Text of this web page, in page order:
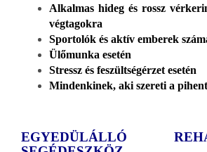
Alkalmas hideg és rossz
végtagokra
Sportolók és aktív emberek
Ülőmunka esetén
Stressz és feszültségérzet esetén
Mindenkinek, aki szereti a
EGYEDÜLÁLLÓ